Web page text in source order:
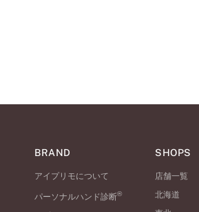
BRAND
アイプリモについて
パーソナルハンド診断®
SHOPS
店舗一覧
北海道